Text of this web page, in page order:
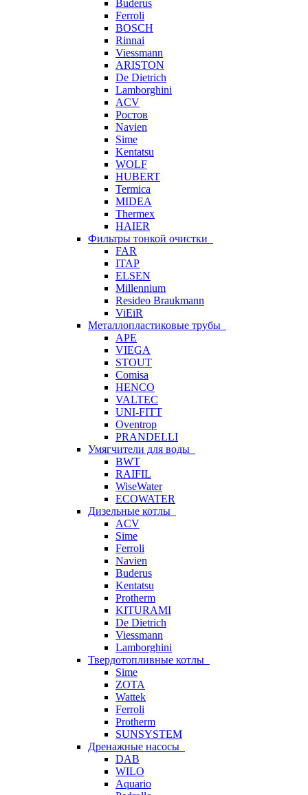
Buderus
Ferroli
BOSCH
Rinnai
Viessmann
ARISTON
De Dietrich
Lamborghini
ACV
Ростов
Navien
Sime
Kentatsu
WOLF
HUBERT
Termica
MIDEA
Thermex
HAIER
Фильтры тонкой очистки
FAR
ITAP
ELSEN
Millennium
Resideo Braukmann
ViEiR
Металлопластиковые трубы
APE
VIEGA
STOUT
Comisa
HENCO
VALTEC
UNI-FITT
Oventrop
PRANDELLI
Умягчители для воды
BWT
RAIFIL
WiseWater
ECOWATER
Дизельные котлы
ACV
Sime
Ferroli
Navien
Buderus
Kentatsu
Protherm
KITURAMI
De Dietrich
Viessmann
Lamborghini
Твердотопливные котлы
Sime
ZOTA
Wattek
Ferroli
Protherm
SUNSYSTEM
Дренажные насосы
DAB
WILO
Aquario